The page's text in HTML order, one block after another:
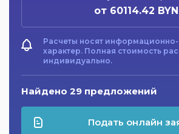
от 60114.42 BYN
Расчеты носят
характер. Полная стоимость
индивидуально.
Найдено 29 предложений
Подать онлайн